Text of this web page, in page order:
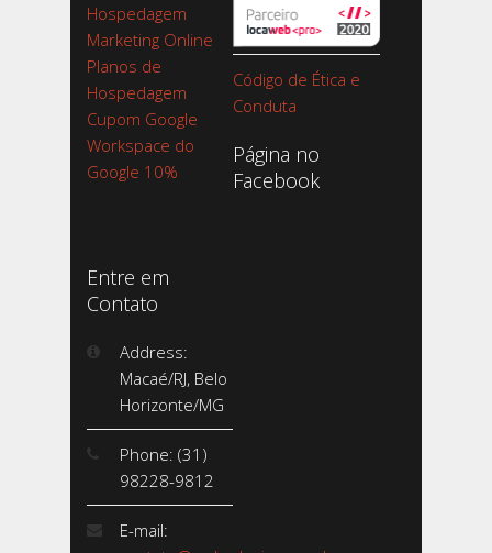
Hospedagem
Marketing Online
Planos de
Hospedagem
Cupom Google
Workspace do
Google 10%
Código de Ética e
Conduta
Página no
Facebook
Entre em
Contato
Address:
Macaé/RJ, Belo
Horizonte/MG
Phone: (31)
98228-9812
E-mail: